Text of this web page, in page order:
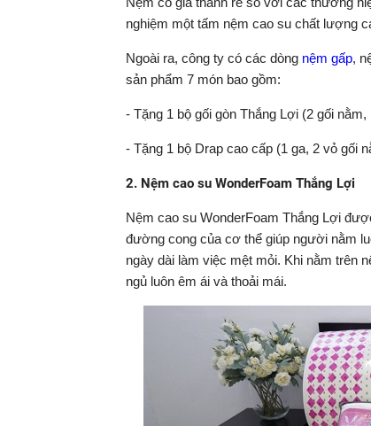
nghiệm một tấm nệm cao su chất lượng
Ngoài ra, công ty có các dòng nệm gấp,
sản phẩm 7 món bao gồm:
- Tặng 1 bộ gối gòn Thắng Lợi (2 gối nằm,
- Tặng 1 bộ Drap cao cấp (1 ga, 2 vỏ gối
2. Nệm cao su WonderFoam Thắng Lợi
Nệm cao su WonderFoam Thắng Lợi
đường cong của cơ thể giúp người nằm
ngày dài làm việc mệt mỏi. Khi nằm trên
ngủ luôn êm ái và thoải mái.